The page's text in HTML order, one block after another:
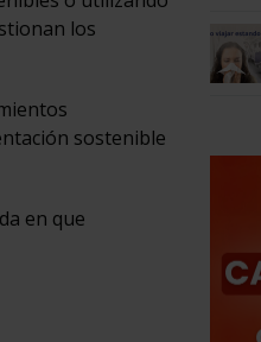
los
sostenible
en que